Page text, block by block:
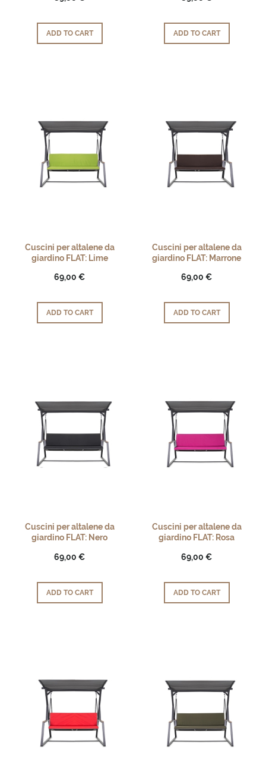
ADD TO CART ADD TO CART
Cuscini per altalene da
giardino FLAT: Lime
69,00 €
ADD TO CART
Cuscini per altalene da
giardino FLAT: Marrone
69,00 €
ADD TO CART
Cuscini per altalene da
giardino FLAT: Nero
69,00 €
ADD TO CART
Cuscini per altalene da
giardino FLAT: Rosa
69,00 €
ADD TO CART